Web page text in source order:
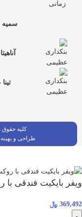
سمیه
کلیه
طراحی و
ویفر بایکیت فندقی با
369,492 ﷼